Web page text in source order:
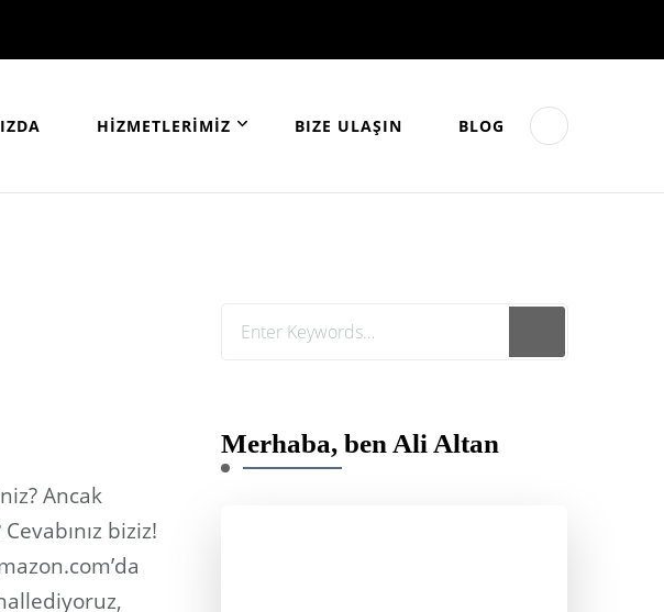
HİZMETLERİMİZ BIZE ULAŞIN BLOG
Ancak
biziz!
Looking
Merhaba, ben Ali Altan